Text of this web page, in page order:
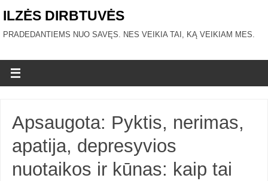
ILZĖS DIRBTUVĖS
PRADEDANTIEMS NUO SAVĘS. NES VEIKIA TAI, KĄ VEIKIAM MES.
Apsaugota: Pyktis, nerimas,
apatija, depresyvios
nuotaikos ir kūnas: kaip tai